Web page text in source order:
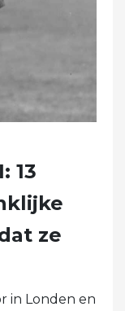
13
ze
in Londen en